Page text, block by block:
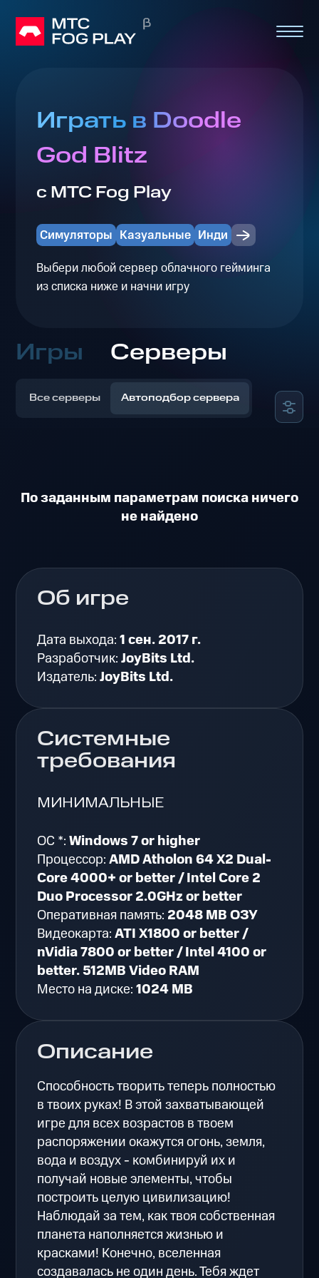
Играть в Doodle
God Blitz
с МТС Fog Play
Симуляторы Казуальные Инди
Выбери любой сервер облачного гейминга
из списка ниже и начни игру
Игры Серверы
Все серверы Автоподбор сервера
По заданным параметрам поиска ничего
не найдено
Описание
Способность творить теперь полностью
в твоих руках! В этой захватывающей
игре для всех возрастов в твоем
распоряжении окажутся огонь, земля,
вода и воздух - комбинируй их и
получай новые элементы, чтобы
построить целую цивилизацию!
Наблюдай за тем, как твоя собственная
планета наполняется жизнью и
красками! Конечно, вселенная
создавалась не один день. Тебя ждет
Об игре
Дата выхода:1 сен. 2017 г.
Разработчик:JoyBits Ltd.
Издатель:JoyBits Ltd.
Системные
требования
МИНИМАЛЬНЫЕ
ОС *:Windows 7 or higher
Процессор:AMD Atholon 64 X2 Dual-
Core 4000+ or better / Intel Core 2
Duo Processor 2.0GHz or better
Оперативная память: 2048 MB ОЗУ
Видеокарта:ATI X1800 or better /
nVidia 7800 or better / Intel 4100 or
better. 512MB Video RAM
Место на диске:1024 MB